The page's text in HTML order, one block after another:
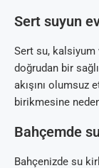
Sert suyun
Sert su,
doğrudan bir
akışını olumsuz
birikmesine
Bahçemde
Bahçenizde su